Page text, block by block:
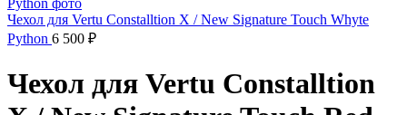
Чехол для Vertu Constalltion X / New Signature Touch Whyte
Python 6 500 ₽
Чехол для Vertu Constalltion